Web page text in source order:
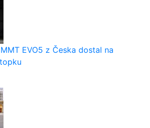
EVO5 z Česka dostal na